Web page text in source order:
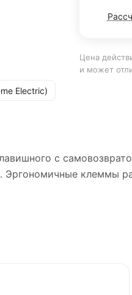
Electric)
Цена
и может
с
Эргономичные клеммы